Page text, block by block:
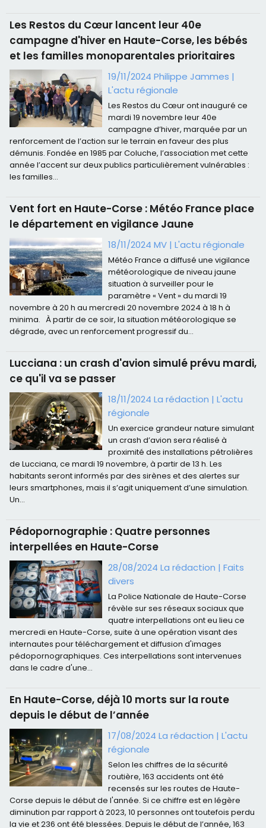
Les Restos du Cœur lancent leur 40e
campagne d'hiver en Haute-Corse, les bébés
et les familles monoparentales prioritaires
19/11/2024 Philippe Jammes |
L'actu régionale
Les Restos du Cœur ont inauguré ce
mardi 19 novembre leur 40e
campagne d’hiver, marquée par un
renforcement de l’action sur le terrain en faveur des plus
démunis. Fondée en 1985 par Coluche, l’association met cette
année l’accent sur deux publics particulièrement vulnérables :
les familles...
Vent fort en Haute-Corse : Météo France place
le département en vigilance Jaune
18/11/2024 MV |L'actu régionale
Météo France a diffusé une vigilance
météorologique de niveau jaune
situation à surveiller pour le
paramètre « Vent » du mardi 19
novembre à 20 h au mercredi 20 novembre 2024 à 18 h à
minima. À partir de ce soir, la situation météorologique se
dégrade, avec un renforcement progressif du...
Lucciana : un crash d'avion simulé prévu mardi,
ce qu'il va se passer
18/11/2024 La rédaction |L'actu
régionale
Un exercice grandeur nature simulant
un crash d’avion sera réalisé à
proximité des installations pétrolières
de Lucciana, ce mardi 19 novembre, à partir de 13 h. Les
habitants seront informés par des sirènes et des alertes sur
leurs smartphones, mais il s’agit uniquement d’une simulation.
Un...
Pédopornographie : Quatre personnes
interpellées en Haute-Corse
28/08/2024 La rédaction |Faits
divers
La Police Nationale de Haute-Corse
révèle sur ses réseaux sociaux que
quatre interpellations ont eu lieu ce
mercredi en Haute-Corse, suite à une opération visant des
internautes pour téléchargement et diffusion d'images
pédopornographiques. Ces interpellations sont intervenues
dans le cadre d'une...
En Haute-Corse, déjà 10 morts sur la route
depuis le début de l’année
17/08/2024 La rédaction |L'actu
régionale
Selon les chiffres de la sécurité
routière, 163 accidents ont été
recensés sur les routes de Haute-
Corse depuis le début de l'année. Si ce chiffre est en légère
diminution par rapport à 2023, 10 personnes ont toutefois perdu
la vie et 236 ont été blessées. Depuis le début de l’année, 163